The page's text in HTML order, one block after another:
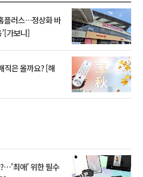
플러스…정상화 바
가보니]
직은 올까요? [해
최애' 위한 필수